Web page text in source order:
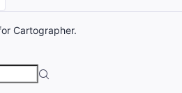
Cartographer.